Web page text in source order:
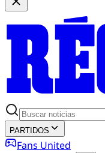
PARTIDOS
Fans United